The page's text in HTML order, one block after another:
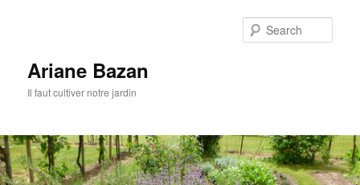
Ariane Bazan
Il faut cultiver notre jardin